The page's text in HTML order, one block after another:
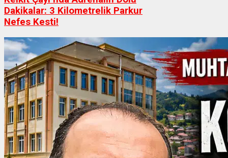
Dakikalar: 3 Kilometrelik Parkur
Nefes Kesti!